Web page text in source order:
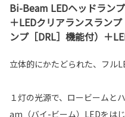
Bi-Beam LEDヘッドラン
＋LEDクリアランスラン
ンプ［DRL］機能付）＋
立体的にかたどられた、フル
１灯の光源で、ロービームと
am（バイ-ビーム）LEDをは